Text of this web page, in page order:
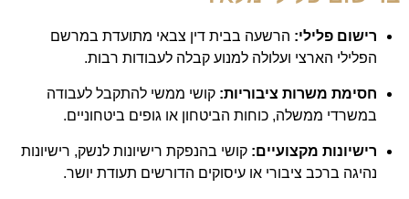
רישום פלילי: הרשעה בבית דין צבאי מתועדת במרשם
הפלילי הארצי ועלולה למנוע קבלה לעבודות רבות.
חסימת משרות ציבוריות: קושי ממשי להתקבל לעבודה
במשרדי ממשלה, כוחות הביטחון או גופים ביטחוניים.
רישיונות מקצועיים: קושי בהנפקת רישיונות לנשק, רישיונות
נהיגה ברכב ציבורי או עיסוקים הדורשים תעודת יושר.